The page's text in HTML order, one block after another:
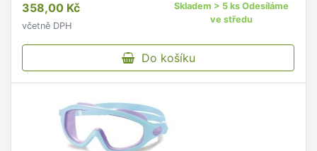
358,00 Kč
včetně DPH
Skladem > 5 ks Odesíláme
ve středu
Do košíku